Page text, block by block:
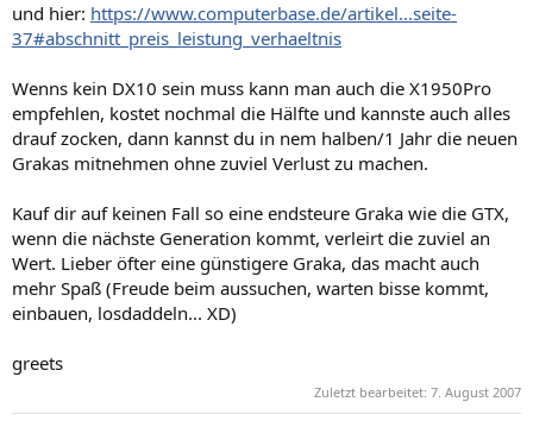
und hier: https://www.computerbase.de/artikel...seite-
37#abschnitt_preis_leistung_verhaeltnis
Wenns kein DX10 sein muss kann man auch die X1950Pro
empfehlen, kostet nochmal die Hälfte und kannste auch alles
drauf zocken, dann kannst du in nem halben/1 Jahr die neuen
Grakas mitnehmen ohne zuviel Verlust zu machen.
Kauf dir auf keinen Fall so eine endsteure Graka wie die GTX,
wenn die nächste Generation kommt, verleirt die zuviel an
Wert. Lieber öfter eine günstigere Graka, das macht auch
mehr Spaß (Freude beim aussuchen, warten bisse kommt,
einbauen, losdaddeln... XD)
greets
Zuletzt bearbeitet: 7. August 2007